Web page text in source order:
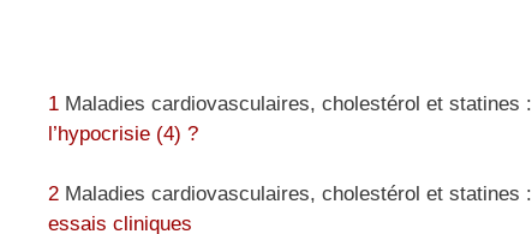
1 Maladies cardiovasculaires, cholestérol et statines :
l’hypocrisie (4) ?
2 Maladies cardiovasculaires, cholestérol et statines :
essais cliniques